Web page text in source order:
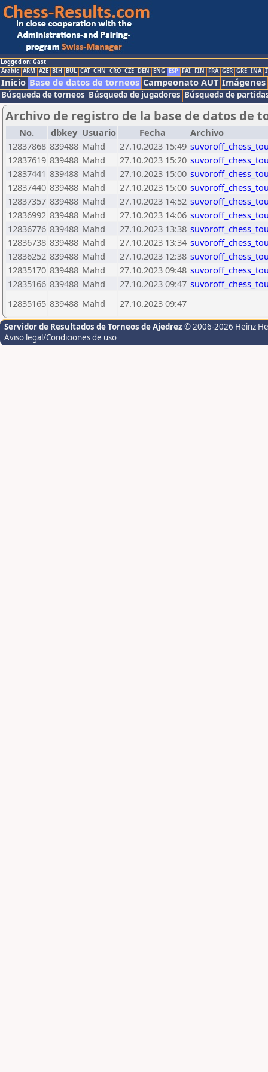
Logged on: Gast
Arabic ARM AZE BIH BUL CAT CHN CRO CZE DEN ENG ESP FAI FIN FRA GER GRE INA
Inicio Base de datos de torneos Campeonato AUT Imágenes
Búsqueda de torneos Búsqueda de jugadores Búsqueda de
Archivo de registro de la base de datos de
No. dbkey Usuario Fecha
Archivo
12837868 839488 Mahd 27.10.2023 15:49
12837619 839488 Mahd 27.10.2023 15:20
12837441 839488 Mahd 27.10.2023 15:00
12837440 839488 Mahd 27.10.2023 15:00
12837357 839488 Mahd 27.10.2023 14:52
12836992 839488 Mahd 27.10.2023 14:06
12836776 839488 Mahd 27.10.2023 13:38
12836738 839488 Mahd 27.10.2023 13:34
12836252 839488 Mahd 27.10.2023 12:38
12835170 839488 Mahd 27.10.2023 09:48
12835166 839488 Mahd 27.10.2023 09:47
12835165 839488 Mahd 27.10.2023 09:47
Servidor de Resultados de Torneos de Ajedrez © 2006-2026 Heinz
Aviso legal/Condiciones de uso